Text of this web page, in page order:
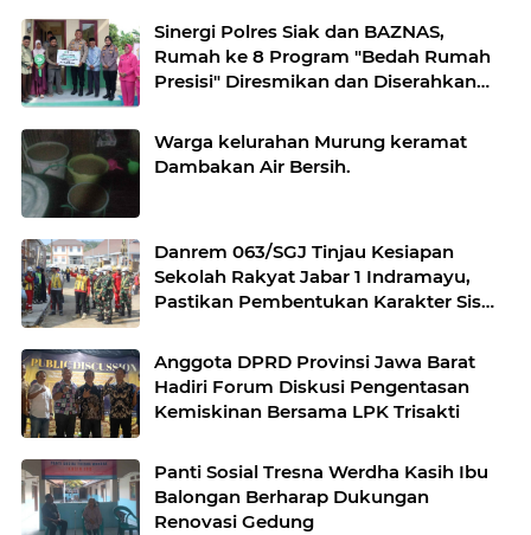
Harapan".
Sinergi Polres Siak dan BAZNAS,
Rumah ke 8 Program "Bedah Rumah
Presisi" Diresmikan dan Diserahkan
Warga kelurahan Murung keramat
Dambakan Air Bersih.
Danrem 063/SGJ Tinjau Kesiapan
Sekolah Rakyat Jabar 1 Indramayu,
Pastikan Pembentukan Karakter Siswa
Anggota DPRD Provinsi Jawa Barat
Hadiri Forum Diskusi Pengentasan
Kemiskinan Bersama LPK Trisakti
Panti Sosial Tresna Werdha Kasih Ibu
Balongan Berharap Dukungan
Renovasi Gedung